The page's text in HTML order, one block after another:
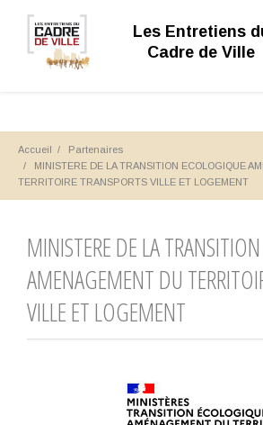
Les Entretiens
Cadre de Ville
Accueil
Partenaires
MINISTERE DE LA TRANSITION ECOLOGIQUE
TERRITOIRE TRANSPORTS VILLE ET LOGEMENT
MINISTERE DE LA
AMENAGEMENT DU
VILLE ET LOGEMENT